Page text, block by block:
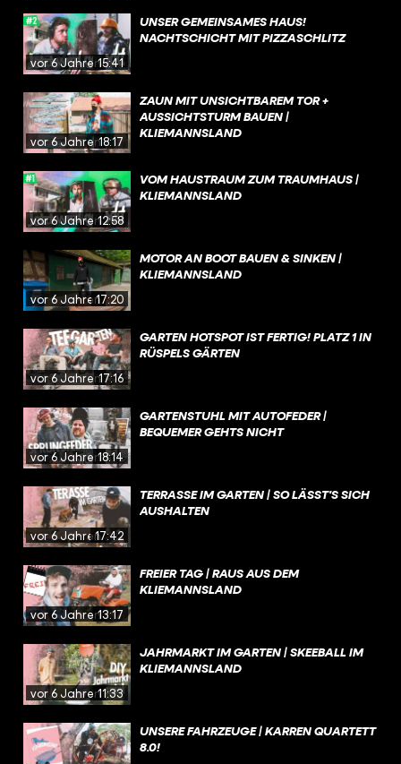
vor 6 Jahren15:41
UNSER GEMEINSAMES HAUS!
NACHTSCHICHT MIT PIZZASCHLITZ
vor 6 Jahren18:17
ZAUN MIT UNSICHTBAREM TOR +
AUSSICHTSTURM BAUEN |
KLIEMANNSLAND
vor 6 Jahren12:58
VOM HAUSTRAUM ZUM TRAUMHAUS |
KLIEMANNSLAND
vor 6 Jahren17:20
MOTOR AN BOOT BAUEN & SINKEN |
KLIEMANNSLAND
vor 6 Jahren17:16
GARTEN HOTSPOT IST FERTIG! PLATZ 1 IN
RÜSPELS GÄRTEN
vor 6 Jahren18:14
GARTENSTUHL MIT AUTOFEDER |
BEQUEMER GEHTS NICHT
vor 6 Jahren17:42
TERRASSE IM GARTEN | SO LÄSST'S SICH
AUSHALTEN
vor 6 Jahren13:17
FREIER TAG | RAUS AUS DEM
KLIEMANNSLAND
vor 6 Jahren11:33
JAHRMARKT IM GARTEN | SKEEBALL IM
KLIEMANNSLAND
UNSERE FAHRZEUGE | KARREN QUARTETT
8.0!